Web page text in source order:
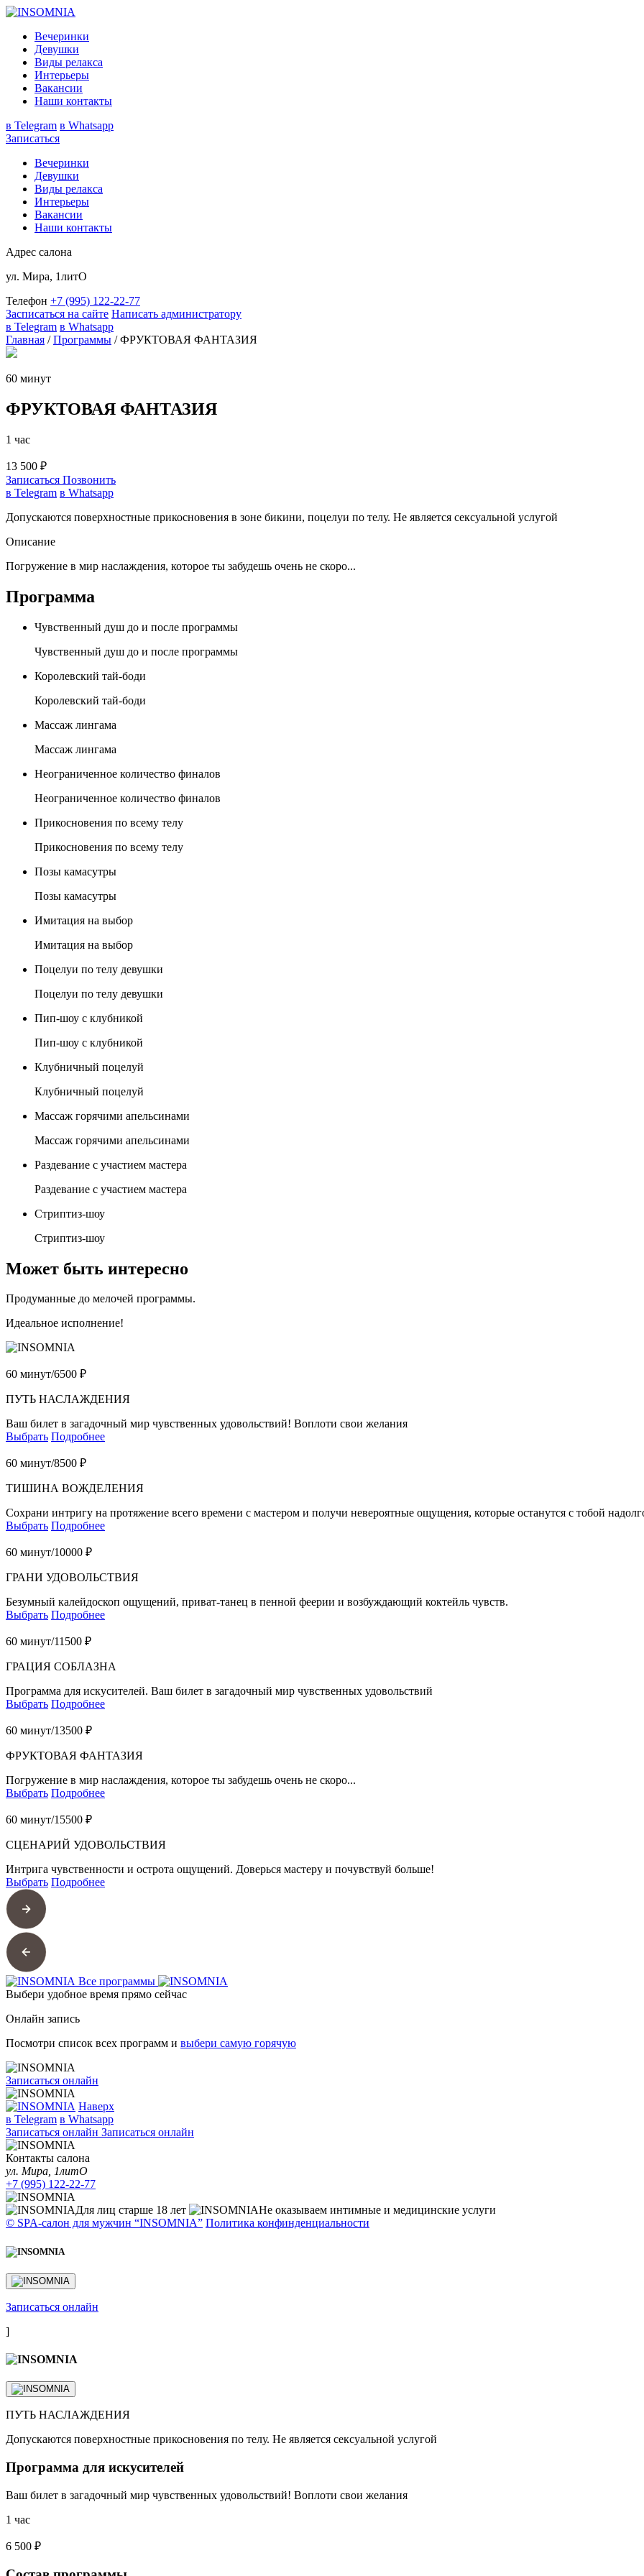
Вечеринки
Девушки
Виды релакса
Интерьеры
Вакансии
Наши контакты
в Telegram в Whatsapp
Записаться
Вечеринки
Девушки
Виды релакса
Интерьеры
Вакансии
Наши контакты
Адрес салона
ул. Мира, 1литО
Телефон +7 (995) 122-22-77
Засписаться на сайте Написать администратору
в Telegram в Whatsapp
Главная / Программы / ФРУКТОВАЯ ФАНТАЗИЯ
60 минут
ФРУКТОВАЯ ФАНТАЗИЯ
1 час
13 500 ₽
Записаться Позвонить
в Telegram в Whatsapp
Допускаются поверхностные прикосновения в зоне бикини, поцелуи по телу. Не является сексуальной услугой
Описание
Погружение в мир наслаждения, которое ты забудешь очень не скоро...
Программа
Чувственный душ до и после программы
Чувственный душ до и после программы
Королевский тай-боди
Королевский тай-боди
Массаж лингама
Массаж лингама
Неограниченное количество финалов
Неограниченное количество финалов
Прикосновения по всему телу
Прикосновения по всему телу
Позы камасутры
Позы камасутры
Имитация на выбор
Имитация на выбор
Поцелуи по телу девушки
Поцелуи по телу девушки
Пип-шоу с клубникой
Пип-шоу с клубникой
Клубничный поцелуй
Клубничный поцелуй
Массаж горячими апельсинами
Массаж горячими апельсинами
Раздевание с участием мастера
Раздевание с участием мастера
Стриптиз-шоу
Стриптиз-шоу
Может быть интересно
Продуманные до мелочей программы.
Идеальное исполнение!
60 минут/6500 ₽
ПУТЬ НАСЛАЖДЕНИЯ
Ваш билет в загадочный мир чувственных удовольствий! Воплоти свои желания
Выбрать Подробнее
60 минут/8500 ₽
ТИШИНА ВОЖДЕЛЕНИЯ
Сохрани интригу на протяжение всего времени с мастером и получи невероятные ощущения, которые останутся с тобой
Выбрать Подробнее
60 минут/10000 ₽
ГРАНИ УДОВОЛЬСТВИЯ
Безумный калейдоскоп ощущений, приват-танец в пенной феерии и возбуждающий коктейль чувств.
Выбрать Подробнее
60 минут/11500 ₽
ГРАЦИЯ СОБЛАЗНА
Программа для искусителей. Ваш билет в загадочный мир чувственных удовольствий
Выбрать Подробнее
60 минут/13500 ₽
ФРУКТОВАЯ ФАНТАЗИЯ
Погружение в мир наслаждения, которое ты забудешь очень не скоро...
Выбрать Подробнее
60 минут/15500 ₽
СЦЕНАРИЙ УДОВОЛЬСТВИЯ
Интрига чувственности и острота ощущений. Доверься мастеру и почувствуй больше!
Выбрать Подробнее
Все программы
Выбери удобное время прямо сейчас
Онлайн запись
Посмотри список всех программ и выбери самую горячую
Записаться онлайн
Наверх
в Telegram в Whatsapp
Записаться онлайн Записаться онлайн
Контакты салона
ул. Мира, 1литО
+7 (995) 122-22-77
Для лиц старше 18 лет
Не оказываем интимные и медицинские услуги
© SPA-салон для мужчин “INSOMNIA” Политика конфинденциальности
Записаться онлайн
]
ПУТЬ НАСЛАЖДЕНИЯ
Допускаются поверхностные прикосновения по телу. Не является сексуальной услугой
Программа для искусителей
Ваш билет в загадочный мир чувственных удовольствий! Воплоти свои желания
1 час
6 500 ₽